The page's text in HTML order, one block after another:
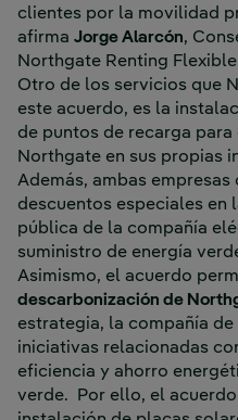
clientes por la movilidad
afirma Jorge Alarcón,
Northgate Renting
Otro de los servicios que
este acuerdo, es la
de puntos de recarga
Northgate en sus propias
Además, ambas
descuentos especiales en
pública de la compañía
suministro de energía
Asimismo, el acuerdo
descarbonización de
estrategia, la compañía
iniciativas relacionadas
eficiencia y ahorro
verde. Por ello, el